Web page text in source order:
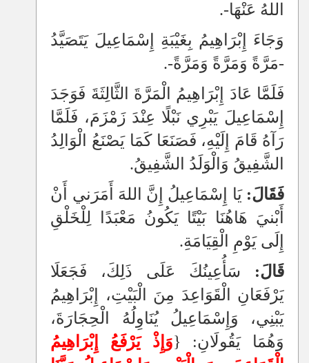
اللهُ عَنْهَا-.
وَجَاءَ إِبْرَاهِيمُ بِغَيْبَةِ إِسْمَاعِيلَ يَتَصَيَّدُ
-مَرَّةً وَمَرَّةً وَمَرَّةً-.
فَلَمَّا عَادَ إِبْرَاهِيمُ الْمَرَّةَ الثَّالِثَةَ فَوَجَدَ
إِسْمَاعِيلَ يَبْرِي نَبْلًا عِنْدَ زَمْزَمَ، فَلَمَّا
رَآهُ قَامَ إِلَيْهِ، فَصَنَعَا كَمَا يَصْنَعُ الْوَالِدُ
الشَّفِيقُ وَالْوَلَدُ الشَّفِيقُ.
فَقَالَ: يَا إِسْمَاعِيلُ إِنَّ اللهَ أَمَرَني أَنْ
أَبْنيَ هَاهُنَا بَيْتًا يَكُونُ مَعْبَدًا لِلْخَلْقِ
إِلَى يَوْمِ الْقِيَامَةِ.
قَالَ: سَأُعِينُكَ عَلَى ذَلِكَ، فَجَعَلَا
يَرْفَعَانِ الْقَوَاعِدَ مِنَ الْبَيْتِ، إِبْرَاهِيمُ
يَبْنِي، وَإِسْمَاعِيلُ يُنَاوِلُهُ الْحِجَارَةَ،
وَهُمَا يَقُولَانِ: {وَإِذْ يَرْفَعُ إِبْرَاهِيمُ